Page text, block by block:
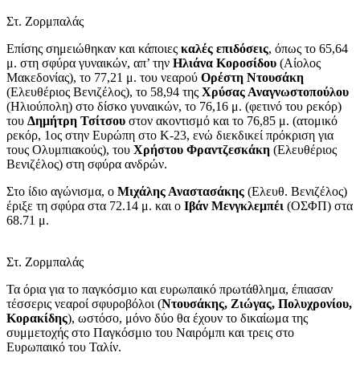
Στ. Ζορμπαλάς
Επίσης σημειώθηκαν και κάποιες καλές επιδόσεις, όπως το 65,64
μ. στη σφύρα γυναικών, απ’ την Ηλιάνα Κοροσίδου (Αίολος
Μακεδονίας), το 77,21 μ. του νεαρού Ορέστη Ντουσάκη
(Ελευθέριος Βενιζέλος), το 58,94 της Χρύσας Αναγνωστοπούλου
(Ηλιούπολη) στο δίσκο γυναικών, το 76,16 μ. (φετινό του ρεκόρ)
του Δημήτρη Τσίτσου στον ακοντισμό και το 76,85 μ. (ατομικό
ρεκόρ, 1ος στην Ευρώπη στο Κ-23, ενώ διεκδικεί πρόκριση για
τους Ολυμπιακούς), του Χρήστου Φραντζεσκάκη (Ελευθέριος
Βενιζέλος) στη σφύρα ανδρών.
Στο ίδιο αγώνισμα, ο Μιχάλης Αναστασάκης (Ελευθ. Βενιζέλος)
έριξε τη σφύρα στα 72.14 μ. και ο Ιβάν Μενγκλεμπέι (ΟΣΦΠ) στα
68.71 μ.
Στ. Ζορμπαλάς
Τα όρια για το παγκόσμιο και ευρωπαικό πρωτάθλημα, έπιασαν
τέσσερις νεαροί σφυροβόλοι (Ντουσάκης, Ζιώγας, Πολυχρονίου,
Κορακίδης), ωστόσο, μόνο δύο θα έχουν το δικαίωμα της
συμμετοχής στο Παγκόσμιο του Ναιρόμπι και τρεις στο
Ευρωπαικό του Ταλίν.